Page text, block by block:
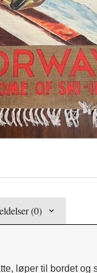
(0)
løper til bordet og